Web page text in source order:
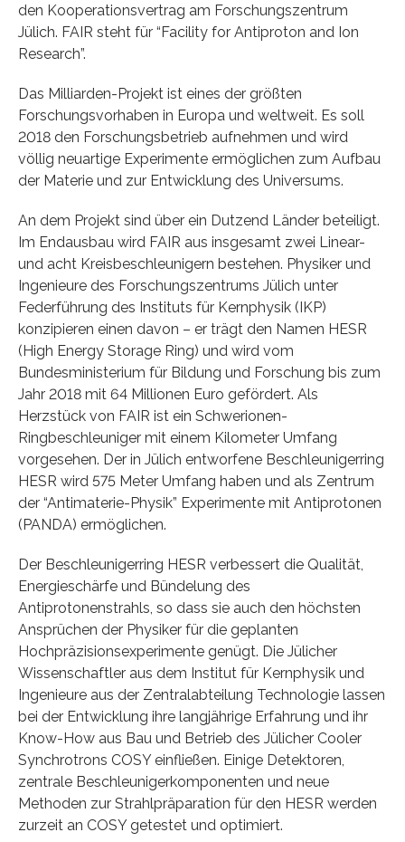
den Kooperationsvertrag am Forschungszentrum
Jülich. FAIR steht für “Facility for Antiproton and Ion
Research”.
Das Milliarden-Projekt ist eines der größten
Forschungsvorhaben in Europa und weltweit. Es soll
2018 den Forschungsbetrieb aufnehmen und wird
völlig neuartige Experimente ermöglichen zum Aufbau
der Materie und zur Entwicklung des Universums.
An dem Projekt sind über ein Dutzend Länder beteiligt.
Im Endausbau wird FAIR aus insgesamt zwei Linear-
und acht Kreisbeschleunigern bestehen. Physiker und
Ingenieure des Forschungszentrums Jülich unter
Federführung des Instituts für Kernphysik (IKP)
konzipieren einen davon – er trägt den Namen HESR
(High Energy Storage Ring) und wird vom
Bundesministerium für Bildung und Forschung bis zum
Jahr 2018 mit 64 Millionen Euro gefördert. Als
Herzstück von FAIR ist ein Schwerionen-
Ringbeschleuniger mit einem Kilometer Umfang
vorgesehen. Der in Jülich entworfene Beschleunigerring
HESR wird 575 Meter Umfang haben und als Zentrum
der “Antimaterie-Physik” Experimente mit Antiprotonen
(PANDA) ermöglichen.
Der Beschleunigerring HESR verbessert die Qualität,
Energieschärfe und Bündelung des
Antiprotonenstrahls, so dass sie auch den höchsten
Ansprüchen der Physiker für die geplanten
Hochpräzisionsexperimente genügt. Die Jülicher
Wissenschaftler aus dem Institut für Kernphysik und
Ingenieure aus der Zentralabteilung Technologie lassen
bei der Entwicklung ihre langjährige Erfahrung und ihr
Know-How aus Bau und Betrieb des Jülicher Cooler
Synchrotrons COSY einfließen. Einige Detektoren,
zentrale Beschleunigerkomponenten und neue
Methoden zur Strahlpräparation für den HESR werden
zurzeit an COSY getestet und optimiert.